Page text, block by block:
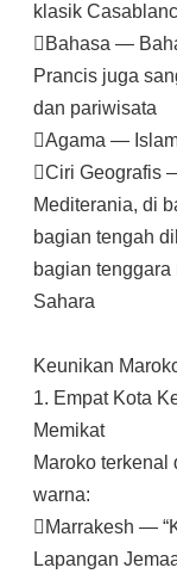
klasik
Bahasa —
Prancis juga
dan pariwisata
Agama —
Ciri Geografis
Mediterania, di
bagian tengah
bagian
Sahara
Keunikan
1. Empat Kota
Memikat
Maroko terkenal
warna:
Marrakesh —
Lapangan